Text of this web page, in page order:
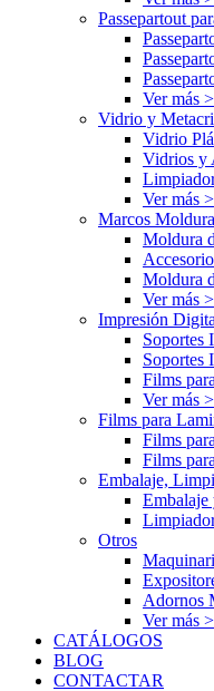
Passepartout
Ver más >
Vidrio y
Vidrio
Vidrios y
Ver más >
Marcos
Moldura
Moldura
Ver más >
Impresión
Soportes
Soportes
Films
Ver más >
Films para
Films
Films
Embalaje,
Embalaje
Otros
Adornos
Ver más >
CATÁLOGOS
BLOG
CONTACTAR